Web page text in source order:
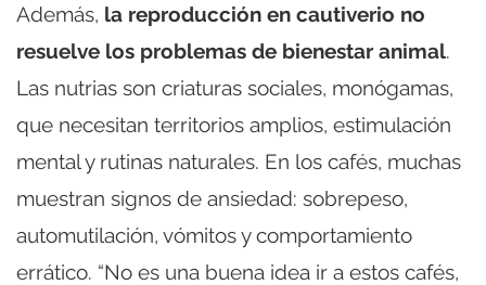
Además, la reproducción en cautiverio no
resuelve los problemas de bienestar animal.
Las nutrias son criaturas sociales, monógamas,
que necesitan territorios amplios, estimulación
mental y rutinas naturales. En los cafés, muchas
muestran signos de ansiedad: sobrepeso,
automutilación, vómitos y comportamiento
errático. “No es una buena idea ir a estos cafés,